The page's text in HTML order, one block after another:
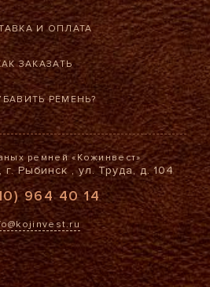
И ОПЛАТА
ЗАКАЗАТЬ
РЕМЕНЬ?
ремней «Кожинвест»
Рыбинск , ул. Труда, д. 104
964 40 14